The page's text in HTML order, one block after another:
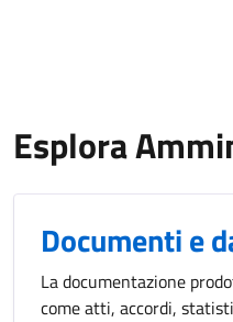
Esplora
Documenti e
La documentazione
come atti, accordi,